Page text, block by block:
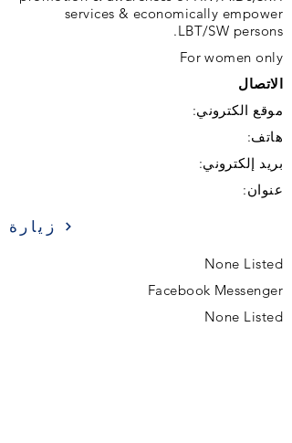
services & economically empower
LBT/SW persons.
For women only
الاتصال
موقع الكتروني:
هاتف:
بريد إلكتروني:
عنوان:
زيارة
None Listed
Facebook Messenger
None Listed